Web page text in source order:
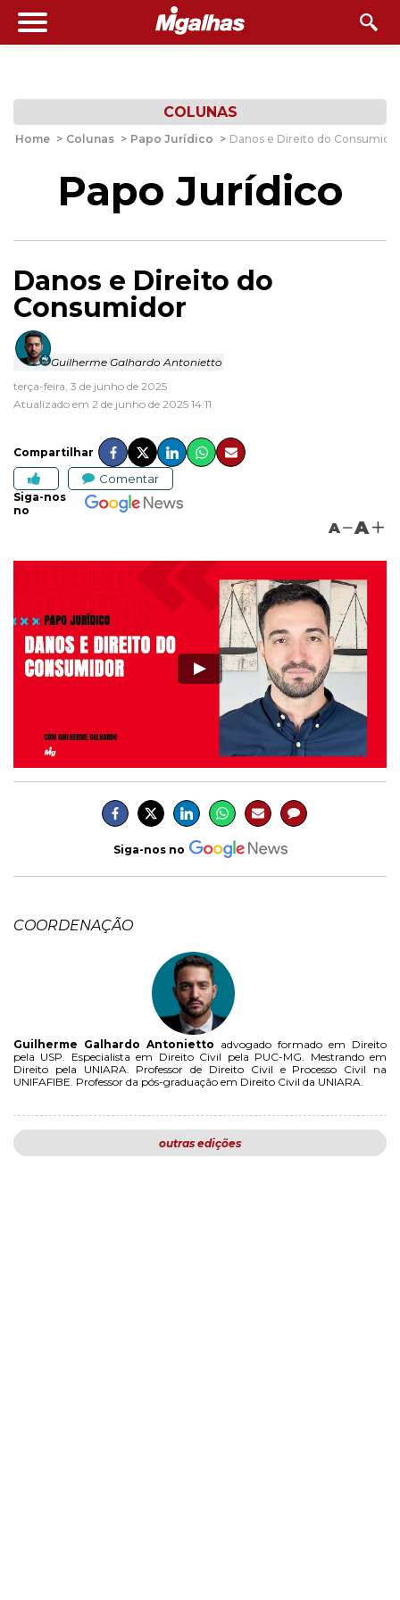
COLUNAS
Home > Colunas > Papo Jurídico > Danos e Direito do
Papo Jurídico
Danos e Direito do
Consumidor
Guilherme Galhardo Antonietto
terça-feira, 3 de junho de 2025
Atualizado em 2 de junho de 2025 14:11
Compartilhar
Comentar
Siga-nos
no
A A
Siga-nos no
COORDENAÇÃO
Guilherme Galhardo Antonietto advogado formado em Direito
pela USP. Especialista em Direito Civil pela PUC-MG. Mestrando em
Direito pela UNIARA. Professor de Direito Civil e Processo Civil na
UNIFAFIBE. Professor da pós-graduação em Direito Civil da UNIARA.
outras edições